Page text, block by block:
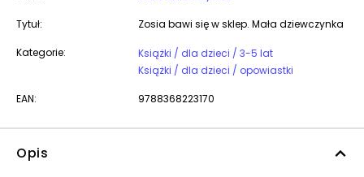
Tytuł: Zosia bawi się w sklep. Mała dziewczynka
Kategorie:
Książki / dla dzieci / 3-5 lat
Książki / dla dzieci / opowiastki
EAN: 9788368223170
Opis